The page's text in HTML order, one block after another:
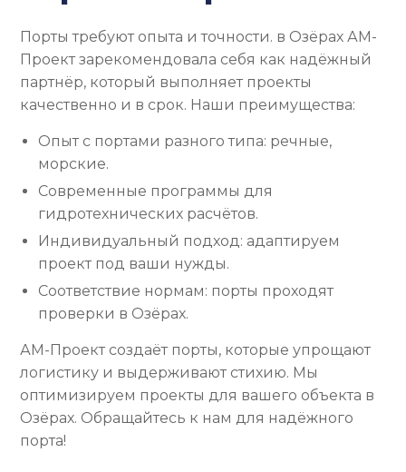
Порты требуют опыта и точности. в Озёрах АМ-
Проект зарекомендовала себя как надёжный
партнёр, который выполняет проекты
качественно и в срок. Наши преимущества:
Опыт с портами разного типа: речные,
морские.
Современные программы для
гидротехнических расчётов.
Индивидуальный подход: адаптируем
проект под ваши нужды.
Соответствие нормам: порты проходят
проверки в Озёрах.
АМ-Проект создаёт порты, которые упрощают
логистику и выдерживают стихию. Мы
оптимизируем проекты для вашего объекта в
Озёрах. Обращайтесь к нам для надёжного
порта!